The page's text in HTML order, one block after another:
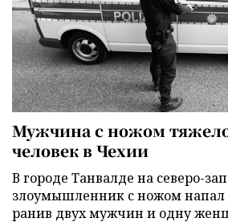
Мужчина с ножом
человек в Чехии
В городе Танвалде на северо-
злоумышленник с ножом напал
ранив двух мужчин и одну